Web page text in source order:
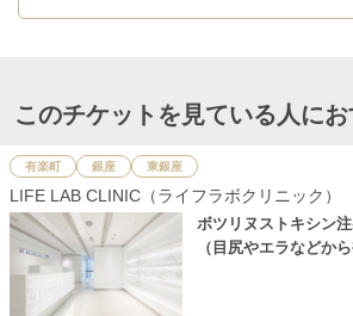
このチケットを見ている人に
有楽町 銀座 東銀座
LIFE LAB CLINIC（ライフラボクリニック）
ボツリヌストキシン
（目尻やエラなどか